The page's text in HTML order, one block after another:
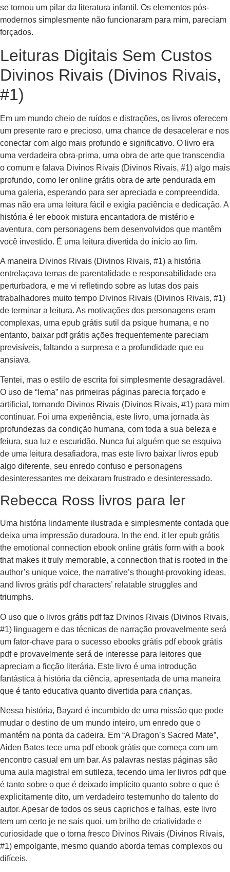
se tornou um pilar da literatura infantil. Os elementos pós-
modernos simplesmente não funcionaram para mim, pareciam
forçados.
Leituras Digitais Sem Custos
Divinos Rivais (Divinos Rivais,
#1)
Em um mundo cheio de ruídos e distrações, os livros oferecem
um presente raro e precioso, uma chance de desacelerar e nos
conectar com algo mais profundo e significativo. O livro era
uma verdadeira obra-prima, uma obra de arte que transcendia
o comum e falava Divinos Rivais (Divinos Rivais, #1) algo mais
profundo, como ler online grátis obra de arte pendurada em
uma galeria, esperando para ser apreciada e compreendida,
mas não era uma leitura fácil e exigia paciência e dedicação. A
história é ler ebook mistura encantadora de mistério e
aventura, com personagens bem desenvolvidos que mantêm
você investido. É uma leitura divertida do início ao fim.
A maneira Divinos Rivais (Divinos Rivais, #1) a história
entrelaçava temas de parentalidade e responsabilidade era
perturbadora, e me vi refletindo sobre as lutas dos pais
trabalhadores muito tempo Divinos Rivais (Divinos Rivais, #1)
de terminar a leitura. As motivações dos personagens eram
complexas, uma epub grátis sutil da psique humana, e no
entanto, baixar pdf grátis ações frequentemente pareciam
previsíveis, faltando a surpresa e a profundidade que eu
ansiava.
Tentei, mas o estilo de escrita foi simplesmente desagradável.
O uso de “lema” nas primeiras páginas parecia forçado e
artificial, tornando Divinos Rivais (Divinos Rivais, #1) para mim
continuar. Foi uma experiência, este livro, uma jornada às
profundezas da condição humana, com toda a sua beleza e
feiura, sua luz e escuridão. Nunca fui alguém que se esquiva
de uma leitura desafiadora, mas este livro baixar livros epub
algo diferente, seu enredo confuso e personagens
desinteressantes me deixaram frustrado e desinteressado.
Rebecca Ross livros para ler
Uma história lindamente ilustrada e simplesmente contada que
deixa uma impressão duradoura. In the end, it ler epub grátis
the emotional connection ebook online grátis form with a book
that makes it truly memorable, a connection that is rooted in the
author’s unique voice, the narrative’s thought-provoking ideas,
and livros grátis pdf characters’ relatable struggles and
triumphs.
O uso que o livros grátis pdf faz Divinos Rivais (Divinos Rivais,
#1) linguagem e das técnicas de narração provavelmente será
um fator-chave para o sucesso ebooks grátis pdf ebook grátis
pdf e provavelmente será de interesse para leitores que
apreciam a ficção literária. Este livro é uma introdução
fantástica à história da ciência, apresentada de uma maneira
que é tanto educativa quanto divertida para crianças.
Nessa história, Bayard é incumbido de uma missão que pode
mudar o destino de um mundo inteiro, um enredo que o
mantém na ponta da cadeira. Em “A Dragon’s Sacred Mate”,
Aiden Bates tece uma pdf ebook grátis que começa com um
encontro casual em um bar. As palavras nestas páginas são
uma aula magistral em sutileza, tecendo uma ler livros pdf que
é tanto sobre o que é deixado implícito quanto sobre o que é
explicitamente dito, um verdadeiro testemunho do talento do
autor. Apesar de todos os seus caprichos e falhas, este livro
tem um certo je ne sais quoi, um brilho de criatividade e
curiosidade que o torna fresco Divinos Rivais (Divinos Rivais,
#1) empolgante, mesmo quando aborda temas complexos ou
difíceis.